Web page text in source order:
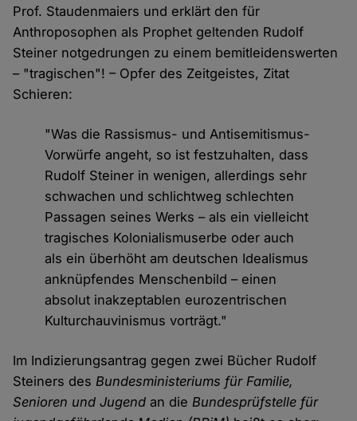
Prof. Staudenmaiers und erklärt den für
Anthroposophen als Prophet geltenden Rudolf
Steiner notgedrungen zu einem bemitleidenswerten
– "tragischen"! – Opfer des Zeitgeistes, Zitat
Schieren:
"Was die Rassismus- und Antisemitismus-
Vorwürfe angeht, so ist festzuhalten, dass
Rudolf Steiner in wenigen, allerdings sehr
schwachen und schlichtweg schlechten
Passagen seines Werks – als ein vielleicht
tragisches Kolonialismuserbe oder auch
als ein überhöht am deutschen Idealismus
anknüpfendes Menschenbild – einen
absolut inakzeptablen eurozentrischen
Kulturchauvinismus vorträgt."
Im Indizierungsantrag gegen zwei Bücher Rudolf
Steiners desBundesministeriums für Familie,
Senioren und Jugend an dieBundesprüfstelle für